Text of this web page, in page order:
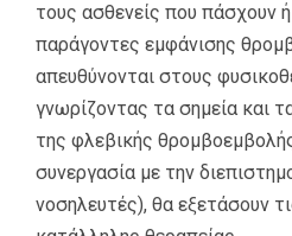
τους ασθενείς που πάσχουν
παράγοντες εμφάνισης
απευθύνονται στους
γνωρίζοντας τα σημεία και
της φλεβικής
συνεργασία με την
νοσηλευτές), θα εξετάσουν